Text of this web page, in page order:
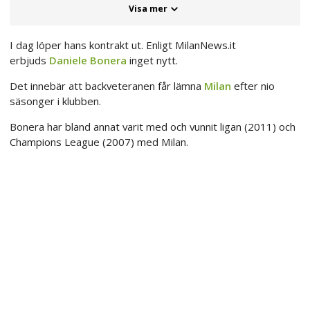
Visa mer
I dag löper hans kontrakt ut. Enligt MilanNews.it
erbjuds Daniele Bonera inget nytt.
Det innebär att backveteranen får lämna Milan efter nio
säsonger i klubben.
Bonera har bland annat varit med och vunnit ligan (2011) och
Champions League (2007) med Milan.